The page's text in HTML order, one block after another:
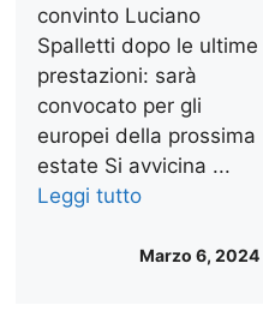
convinto Luciano
Spalletti dopo le ultime
prestazioni: sarà
convocato per gli
europei della prossima
estate Si avvicina ...
Leggi tutto
Marzo 6, 2024